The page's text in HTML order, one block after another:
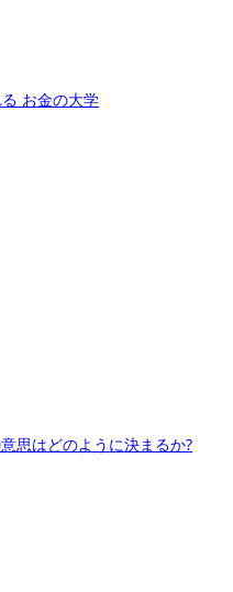
お金の大学
思はどのように決まるか?